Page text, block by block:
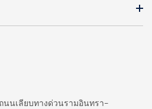
นเลียบทางด่วนรามอินทรา-